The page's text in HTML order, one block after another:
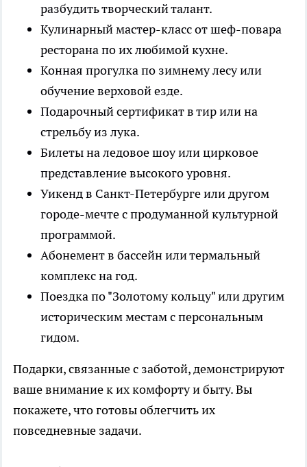
разбудить творческий талант.
Кулинарный мастер-класс от шеф-повара
ресторана по их любимой кухне.
Конная прогулка по зимнему лесу или
обучение верховой езде.
Подарочный сертификат в тир или на
стрельбу из лука.
Билеты на ледовое шоу или цирковое
представление высокого уровня.
Уикенд в Санкт-Петербурге или другом
городе-мечте с продуманной культурной
программой.
Абонемент в бассейн или термальный
комплекс на год.
Поездка по "Золотому кольцу" или другим
историческим местам с персональным
гидом.
Подарки, связанные с заботой, демонстрируют
ваше внимание к их комфорту и быту. Вы
покажете, что готовы облегчить их
повседневные задачи.